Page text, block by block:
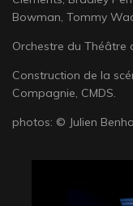
Bowman, Tommy
Orchestre du Théâtre
Construction de la
Compagnie, CMDS.
photos: © Julien